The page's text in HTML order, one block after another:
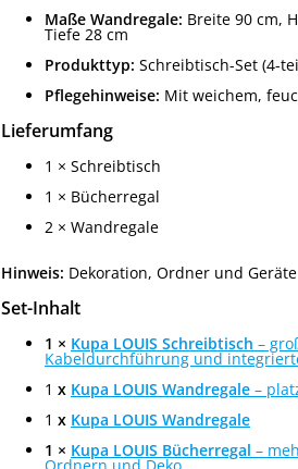
Maße Wandregale: Breite 90 cm,
Tiefe 28 cm
Produkttyp: Schreibtisch-Set (4-
Pflegehinweise: Mit weichem,
Lieferumfang
1 × Schreibtisch
1 × Bücherregal
2 × Wandregale
Hinweis: Dekoration, Ordner und
Set-Inhalt
1 × Kupa LOUIS Schreibtisch –
Kabeldurchführung und
1 x Kupa LOUIS Wandregale –
1 x Kupa LOUIS Wandregale
1 × Kupa LOUIS Bücherregal –